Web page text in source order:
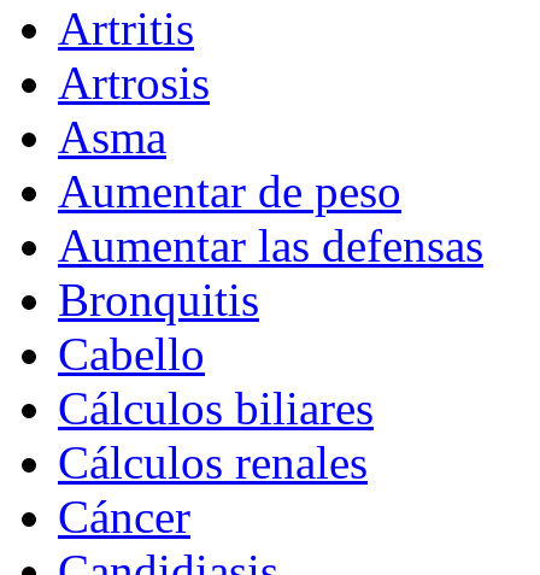
Artritis
Artrosis
Asma
Aumentar de peso
Aumentar las defensas
Bronquitis
Cabello
Cálculos biliares
Cálculos renales
Cáncer